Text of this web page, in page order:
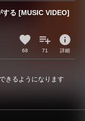
る [MUSIC VIDEO]
68 71
info
詳細
きるようになります